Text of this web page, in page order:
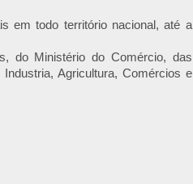
em todo território nacional, até a
do Ministério do Comércio, das
Agricultura, Comércios e